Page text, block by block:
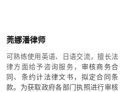
莞娜潘律师
可熟练使用英语、日语交流，擅长法
律方面给予咨询服务， 审核商务合
同、条约计法律文书， 拟定合同条
款。 为获取政府各部门执照进行审核